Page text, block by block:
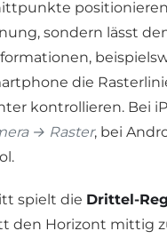
sondern lässt
die
kontrollieren. Bei
→ Raster, bei
spielt die Drittel-
den Horizont mittig